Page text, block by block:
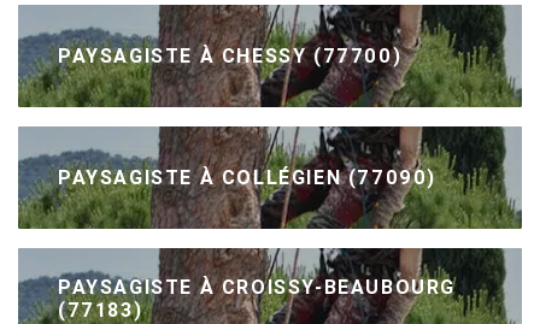
PAYSAGISTE À CHESSY (77700)
PAYSAGISTE À COLLÉGIEN (77090)
PAYSAGISTE À CROISSY-BEAUBOURG
(77183)